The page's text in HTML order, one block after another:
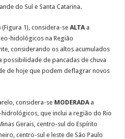
do Sul e Santa Catarina.
(Figura 1), considera-seALTA a
hidológicos na Região
considerando os altos acumulados
possibilidade de pancadas de chuva
de hoje que podem deflagrar novos
considera-se MODERADA a
que inclui a região do Rio
Gerais, centro-sul do Espírito
centro-sul e leste de São Paulo